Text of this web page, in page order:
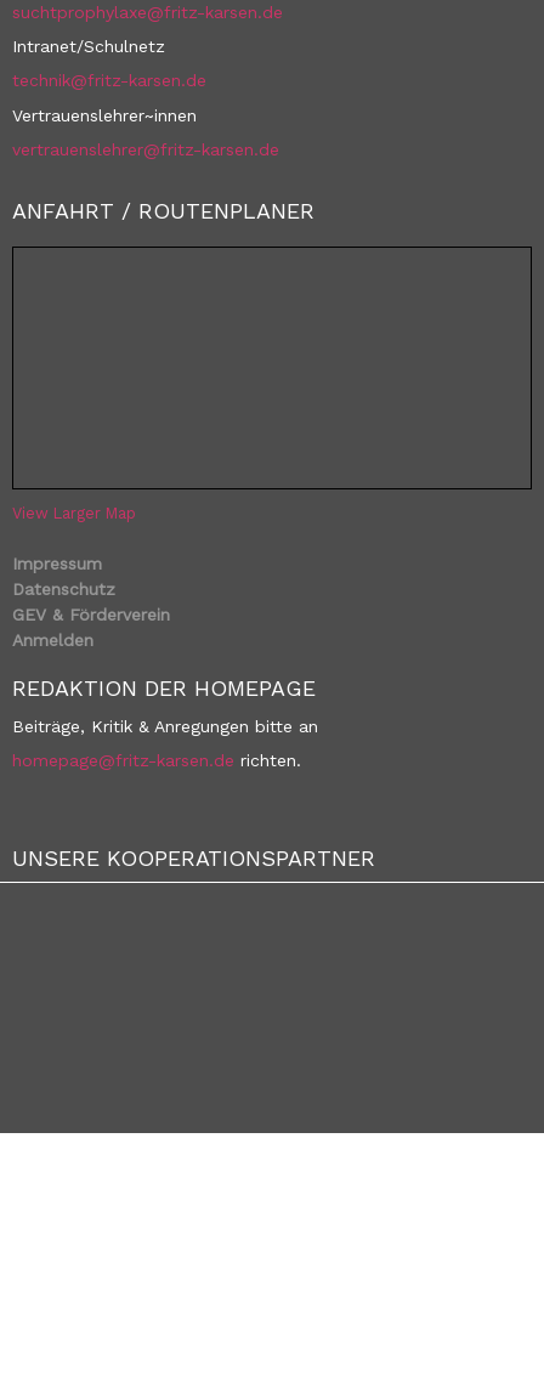
suchtprophylaxe@fritz-karsen.de
Intranet/Schulnetz
technik@fritz-karsen.de
Vertrauenslehrer~innen
vertrauenslehrer@fritz-karsen.de
ANFAHRT / ROUTENPLANER
View Larger Map
Impressum
Datenschutz
GEV & Förderverein
Anmelden
REDAKTION DER HOMEPAGE
Beiträge, Kritik & Anregungen bitte an
homepage@fritz-karsen.de richten.
UNSERE KOOPERATIONSPARTNER